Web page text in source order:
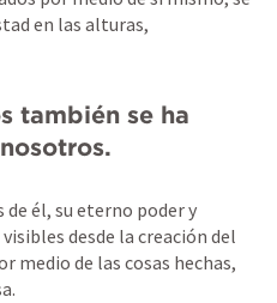
en las alturas,
también se ha
de él, su eterno poder y
desde la creación del
medio de las cosas hechas,